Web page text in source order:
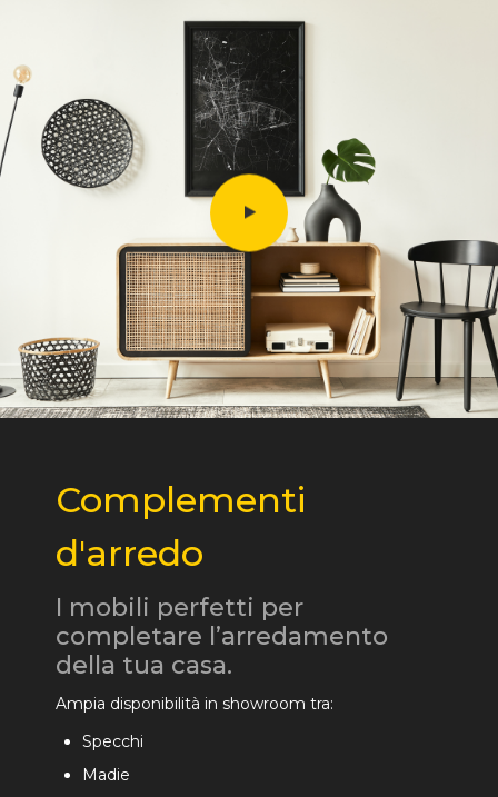
Complementi
d'arredo
I mobili perfetti per
completare l’arredamento
della tua casa.
Ampia disponibilità in showroom tra:
Specchi
Madie